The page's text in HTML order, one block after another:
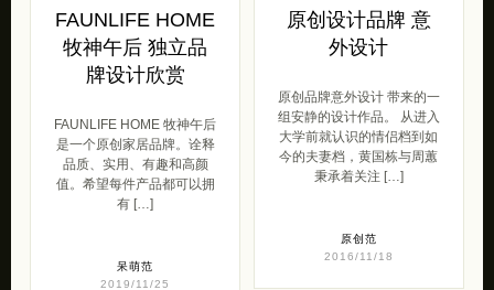
FAUNLIFE HOME
牧神午后 独立品
牌设计欣赏
FAUNLIFE HOME 牧神午后
是一个原创家居品牌。诠释
品质、实用、有趣和高颜
值。希望每件产品都可以拥
有 […]
呆萌范
2019/11/25
原创设计品牌 意
外设计
原创品牌意外设计 带来的一
组安静的设计作品。 从进入
大学前就认识的情侣档到如
今的夫妻档，黄国栋与周蕙
秉承着关注 […]
原创范
2016/11/18